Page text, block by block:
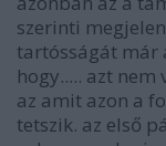
szerinti
tartósságát már
hogy..... azt nem
az amit azon a
tetszik. az első